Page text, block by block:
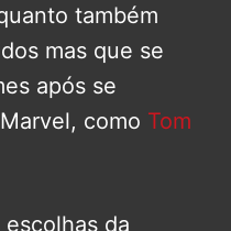
também
mas que se
após se
como Tom
da